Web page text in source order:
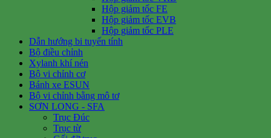
Hộp giảm tốc FE
Hộp giảm tốc EVB
Hộp giảm tốc PLE
Dẫn hướng bi tuyến tính
Bộ điều chỉnh
Xylanh khí nén
Bộ vi chỉnh cơ
Bánh xe ESUN
Bộ vi chỉnh bằng mô tơ
SƠN LONG - SFA
Trục Đúc
Trục từ